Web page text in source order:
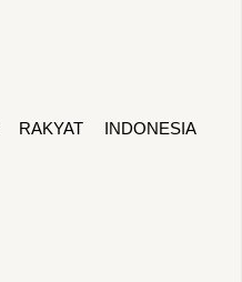
INDONESIA